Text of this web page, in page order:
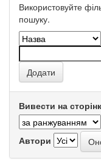
Використовуйте
пошуку.
Вивести на
Автори